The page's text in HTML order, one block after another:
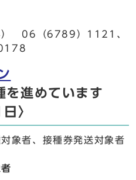
4） 06（6789）1121、
を進めています
〉
象者、接種券発送対象者